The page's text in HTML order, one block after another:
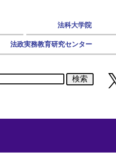
法科大学院
法政実務教育研究センター
検索